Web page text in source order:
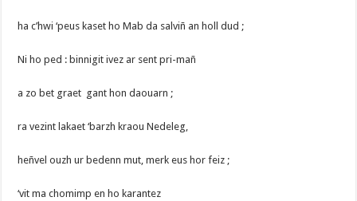
ha c’hwi ‘peus kaset ho Mab da salviñ an holl dud ;
Ni ho ped : binnigit ivez ar sent pri-mañ
a zo bet graet gant hon daouarn ;
ra vezint lakaet ‘barzh kraou Nedeleg,
heñvel ouzh ur bedenn mut, merk eus hor feiz ;
‘vit ma chomimp en ho karantez